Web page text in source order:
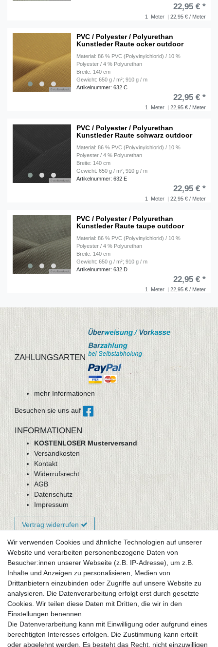
1 Meter | 22,95 € / Meter
22,95 € *
PVC / Polyester / Polyurethan
Kunstleder Raute ocker outdoor
Material: 86 % PVC (Polyvinylchlorid) / 10 %
Polyester / 4 % Polyurethan
Breite: 140 cm
Gewicht: 650 g / m²; 910 g / m
Artikelnummer: 632 C
1 Meter | 22,95 € / Meter
22,95 € *
PVC / Polyester / Polyurethan
Kunstleder Raute schwarz outdoor
Material: 86 % PVC (Polyvinylchlorid) / 10 %
Polyester / 4 % Polyurethan
Breite: 140 cm
Gewicht: 650 g / m²; 910 g / m
Artikelnummer: 632 E
1 Meter | 22,95 € / Meter
22,95 € *
PVC / Polyester / Polyurethan
Kunstleder Raute taupe outdoor
Material: 86 % PVC (Polyvinylchlorid) / 10 %
Polyester / 4 % Polyurethan
Breite: 140 cm
Gewicht: 650 g / m²; 910 g / m
Artikelnummer: 632 D
1 Meter | 22,95 € / Meter
22,95 € *
ZAHLUNGSARTEN
mehr Informationen
Besuchen sie uns auf
INFORMATIONEN
KOSTENLOSER Musterversand
Versandkosten
Kontakt
Widerrufsrecht
AGB
Datenschutz
Impressum
Vertrag widerrufen
Newsletter-Anmeldung
FAQ / Fragen
Mein Warenkorb
Mein Merkzettel
Mein Konto
UNSER LADENGESCHÄFT
Gottlieb-Daimler-Str. 10
33334 Gütersloh
Wir verwenden Cookies und ähnliche Technologien auf unserer
Website und verarbeiten personenbezogene Daten von
Besucher:innen unserer Webseite (z.B. IP-Adresse), um z.B.
Inhalte und Anzeigen zu personalisieren, Medien von
Drittanbietern einzubinden oder Zugriffe auf unsere Website zu
analysieren. Die Datenverarbeitung erfolgt erst durch gesetzte
Cookies. Wir teilen diese Daten mit Dritten, die wir in den
Einstellungen benennen.
Die Datenverarbeitung kann mit Einwilligung oder aufgrund eines
berechtigten Interesses erfolgen. Die Zustimmung kann erteilt
oder abgelehnt werden. Es besteht das Recht, nicht einzuwilligen